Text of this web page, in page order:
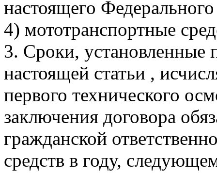
настоящего Федерального
4) мототранспортные
3. Сроки, установленные
настоящей статьи ,
первого технического
заключения договора
гражданской
средств в году,